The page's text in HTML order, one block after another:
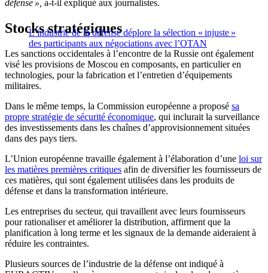
défense », a-t-il expliqué aux journalistes.
L’industrie de la défense déplore la sélection « injuste »
des participants aux négociations avec l’OTAN
Stocks stratégiques
Les sanctions occidentales à l’encontre de la Russie ont également
visé les provisions de Moscou en composants, en particulier en
technologies, pour la fabrication et l’entretien d’équipements
militaires.
Dans le même temps, la Commission européenne a proposé sa
propre stratégie de sécurité économique, qui inclurait la surveillance
des investissements dans les chaînes d’approvisionnement situées
dans des pays tiers.
L’Union européenne travaille également à l’élaboration d’une loi sur
les matières premières critiques afin de diversifier les fournisseurs de
ces matières, qui sont également utilisées dans les produits de
défense et dans la transformation intérieure.
Les entreprises du secteur, qui travaillent avec leurs fournisseurs
pour rationaliser et améliorer la distribution, affirment que la
planification à long terme et les signaux de la demande aideraient à
réduire les contraintes.
Plusieurs sources de l’industrie de la défense ont indiqué à